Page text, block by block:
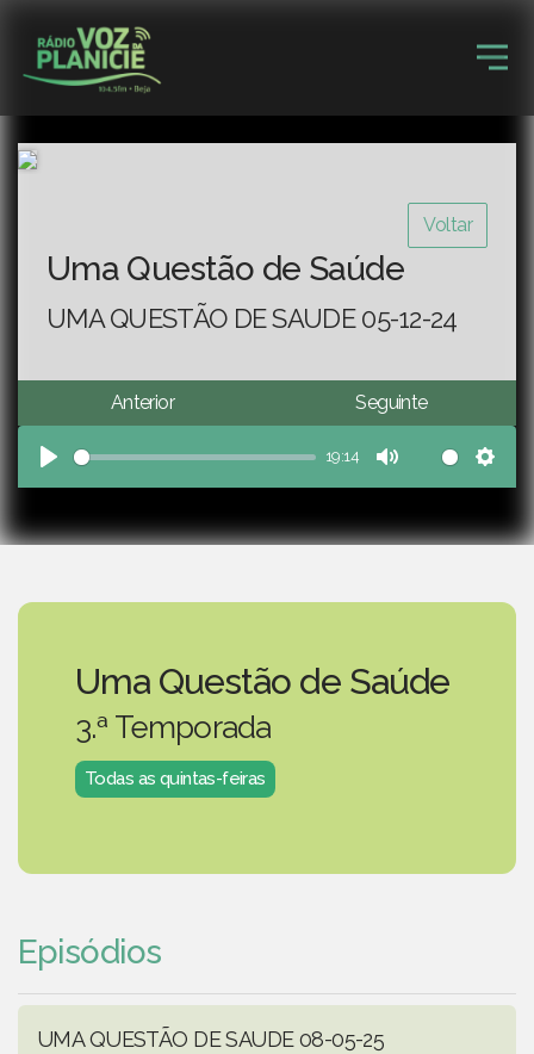
Voltar
Uma Questão de Saúde
UMA QUESTÃO DE SAUDE 05-12-24
Anterior Seguinte
Play
19:14
Mute
Uma Questão de Saúde
3.ª Temporada
Todas as quintas-feiras
Episódios
UMA QUESTÃO DE SAUDE 08-05-25